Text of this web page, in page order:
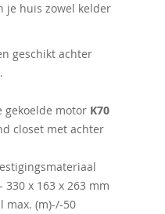
je huis zowel kelder
geschikt achter
gekoelde motor K70
closet met achter
x 163 x 263 mm
max. (m)-/-50